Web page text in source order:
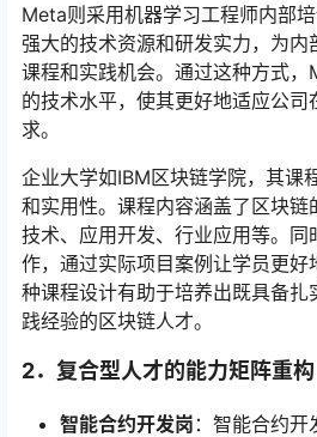
Meta则采用机器学习工程师内部
强大的技术资源和研发实力，为内
课程和实践机会。通过这种方式
的技术水平，使其更好地适应公司
求。
企业大学如IBM区块链学院，其课
和实用性。课程内容涵盖了区块链
技术、应用开发、行业应用等。同
作，通过实际项目案例让学员更好
种课程设计有助于培养出既具备扎
践经验的区块链人才。
2． 复合型人才的能力矩阵重构
智能合约开发岗 ：智能合约开